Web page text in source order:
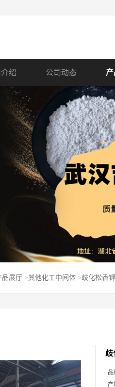
绍 公司动态
品展厅 >其他化工中间体 >歧化松香
歧
品
产